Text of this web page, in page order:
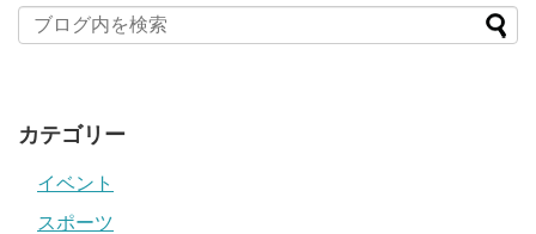
カテゴリー
イベント
スポーツ